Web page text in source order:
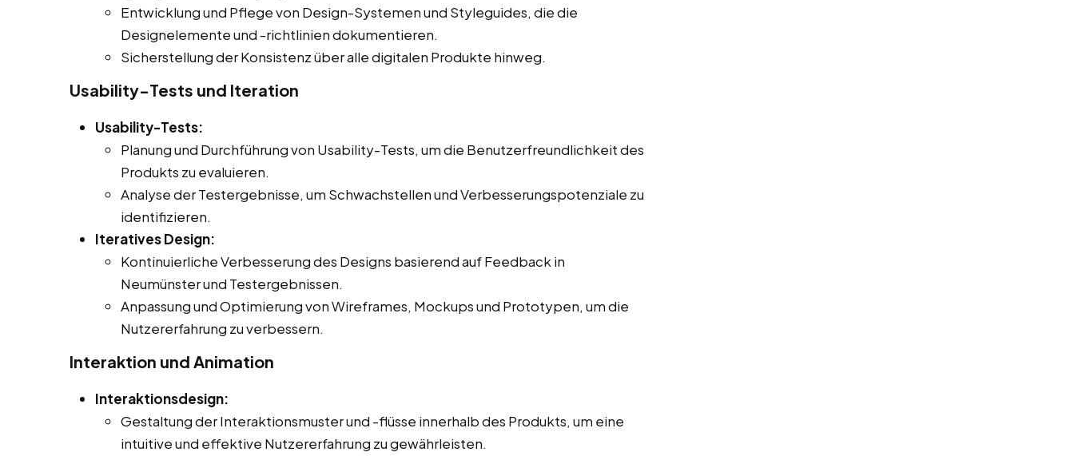
Entwicklung und Pflege von Design-Systemen und Styleguides, die die
Designelemente und -richtlinien dokumentieren.
Sicherstellung der Konsistenz über alle digitalen Produkte hinweg.
Usability-Tests und Iteration
Usability-Tests:
Planung und Durchführung von Usability-Tests, um die Benutzerfreundlichkeit des
Produkts zu evaluieren.
Analyse der Testergebnisse, um Schwachstellen und Verbesserungspotenziale zu
identifizieren.
Iteratives Design:
Kontinuierliche Verbesserung des Designs basierend auf Feedback in
Neumünster und Testergebnissen.
Anpassung und Optimierung von Wireframes, Mockups und Prototypen, um die
Nutzererfahrung zu verbessern.
Interaktion und Animation
Interaktionsdesign:
Gestaltung der Interaktionsmuster und -flüsse innerhalb des Produkts, um eine
intuitive und effektive Nutzererfahrung zu gewährleisten.